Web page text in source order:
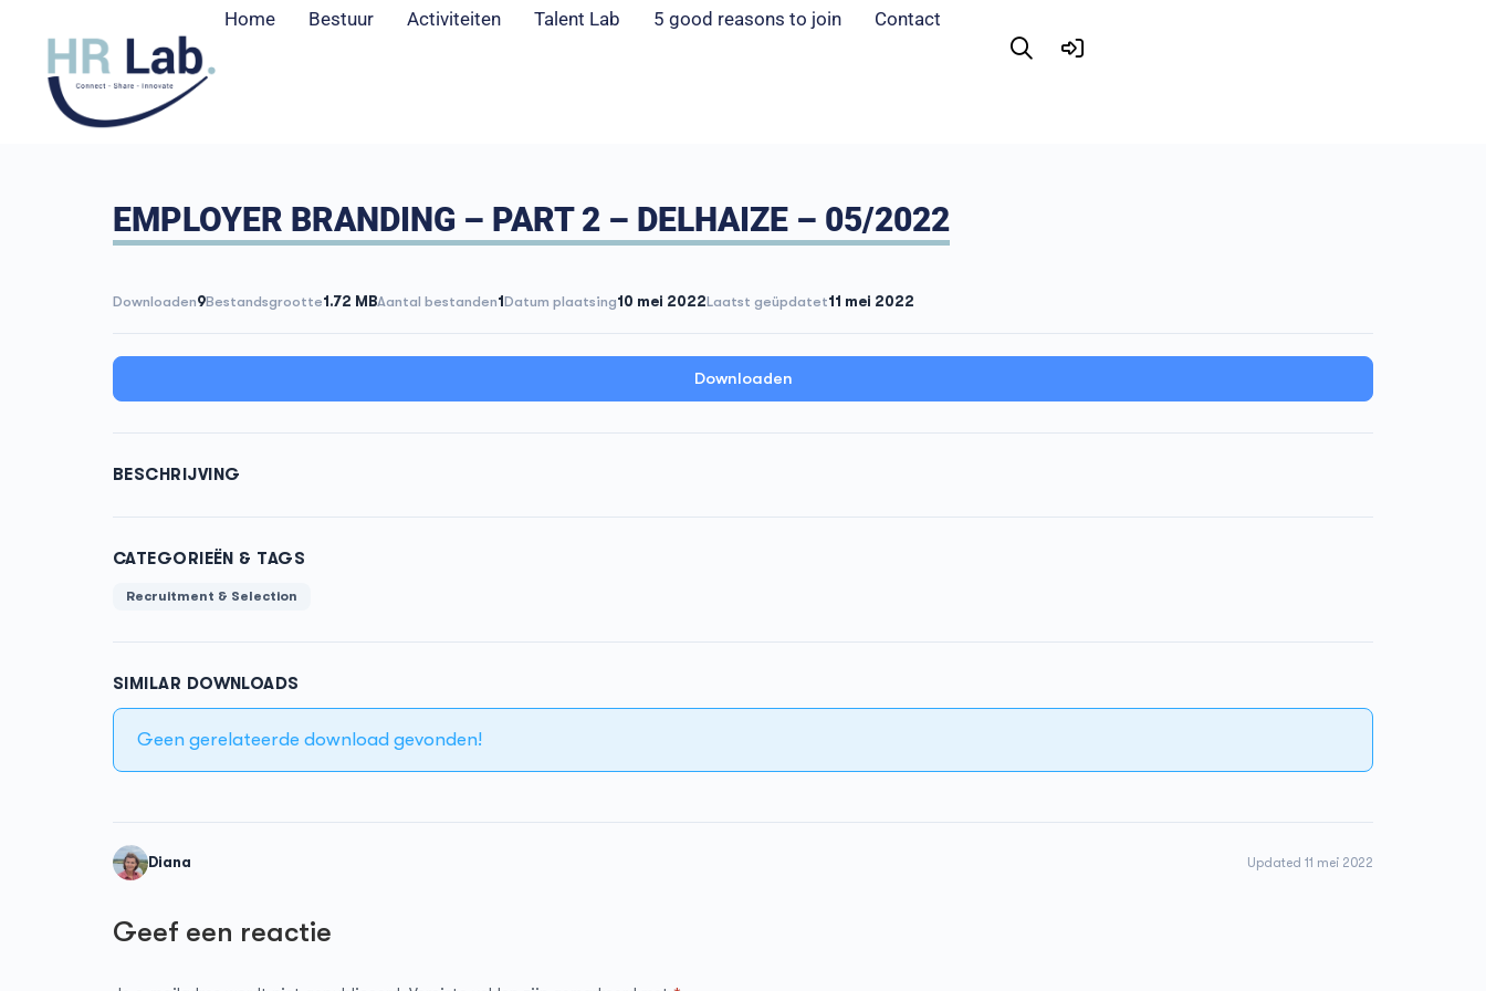
Home Bestuur Activiteiten Talent Lab 5 good reasons to join Contact
EMPLOYER BRANDING – PART 2 – DELHAIZE – 05/2022
Downloaden9Bestandsgrootte1.72 MBAantal bestanden1Datum plaatsing10 mei 2022Laatst geüpdatet11 mei 2022
Downloaden
BESCHRIJVING
CATEGORIEËN & TAGS
Recruitment & Selection
SIMILAR DOWNLOADS
Geen gerelateerde download gevonden!
Diana Updated 11 mei 2022
Geef een reactie